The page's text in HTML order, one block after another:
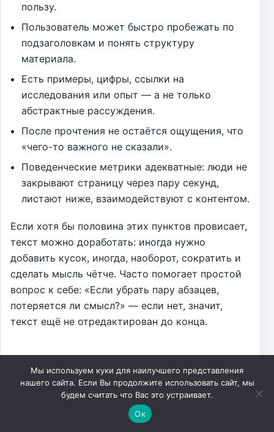
пользу.
Пользователь может быстро пробежать по
подзаголовкам и понять структуру
материала.
Есть примеры, цифры, ссылки на
исследования или опыт — а не только
абстрактные рассуждения.
После прочтения не остаётся ощущения, что
«чего-то важного не сказали».
Поведенческие метрики адекватные: люди не
закрывают страницу через пару секунд,
листают ниже, взаимодействуют с контентом.
Если хотя бы половина этих пунктов провисает,
текст можно доработать: иногда нужно
добавить кусок, иногда, наоборот, сократить и
сделать мысль чётче. Часто помогает простой
вопрос к себе: «Если убрать пару абзацев,
потеряется ли смысл?» — если нет, значит,
текст ещё не отредактирован до конца.
Типичные ошибки при выборе
объёма
На практике регулярно встречаются одни и те
же просчёты. Вот самые частые:
Мы используем куки для наилучшего представления
нашего сайта. Если Вы продолжите использовать сайт, мы
будем считать что Вас это устраивает.
Ок